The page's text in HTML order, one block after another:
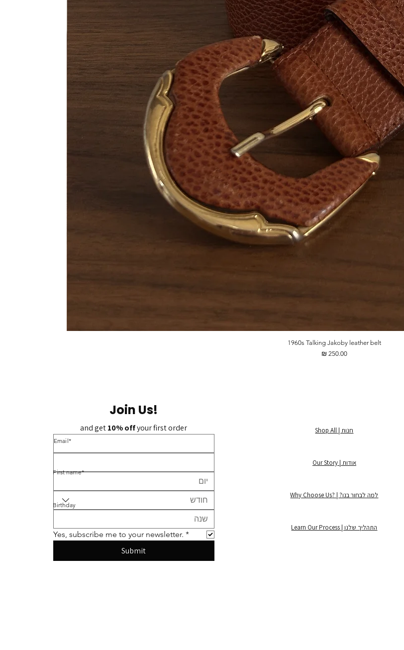
1960s Talking Jakoby leather belt
מחיר
Join Us!
and get 10% off your first order
חודש
Yes, subscribe me to your newsletter. *
Submit
*Email
*First name
Birthday
חנות | Shop All
אודות | Our Story
למה לבחור בנו? | ?Why Choose Us
התהליך שלנו | Learn Our Process